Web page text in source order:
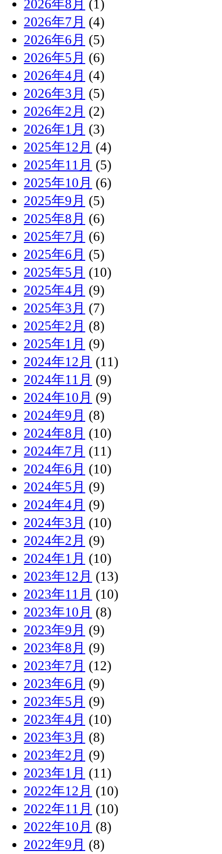
2026年8月 (1)
2026年7月 (4)
2026年6月 (5)
2026年5月 (6)
2026年4月 (4)
2026年3月 (5)
2026年2月 (2)
2026年1月 (3)
2025年12月 (4)
2025年11月 (5)
2025年10月 (6)
2025年9月 (5)
2025年8月 (6)
2025年7月 (6)
2025年6月 (5)
2025年5月 (10)
2025年4月 (9)
2025年3月 (7)
2025年2月 (8)
2025年1月 (9)
2024年12月 (11)
2024年11月 (9)
2024年10月 (9)
2024年9月 (8)
2024年8月 (10)
2024年7月 (11)
2024年6月 (10)
2024年5月 (9)
2024年4月 (9)
2024年3月 (10)
2024年2月 (9)
2024年1月 (10)
2023年12月 (13)
2023年11月 (10)
2023年10月 (8)
2023年9月 (9)
2023年8月 (9)
2023年7月 (12)
2023年6月 (9)
2023年5月 (9)
2023年4月 (10)
2023年3月 (8)
2023年2月 (9)
2023年1月 (11)
2022年12月 (10)
2022年11月 (10)
2022年10月 (8)
2022年9月 (8)